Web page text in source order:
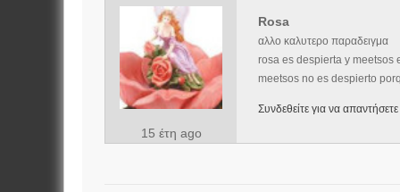
15 έτη ago
Rosa
αλλο καλυτερο παραδειγμα
rosa es despierta y meetsos
meetsos no es despierto
Συνδεθείτε για να απαντήσετε